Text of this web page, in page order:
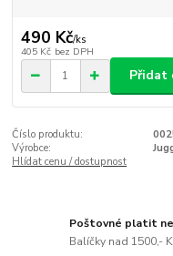
490 Kč/ks
405 Kč bez DPH
Přidat
Číslo produktu:
Výrobce:
Hlídat cenu / dostupnost
Poštovné platit
Balíčky nad 1500,-